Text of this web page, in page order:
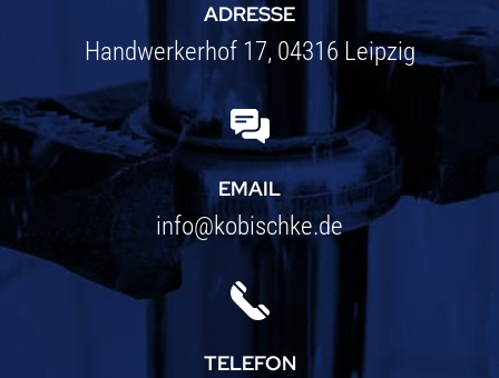
ADRESSE
Handwerkerhof 17, 04316 Leipzig
EMAIL
info@kobischke.de
TELEFON